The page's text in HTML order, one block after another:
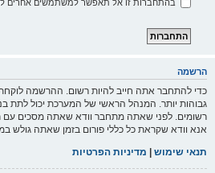
בהתחברות זו אל תאפשר למשתמשים אחרים
הרשמה
כדי להתחבר אתה חייב להיות רשום. ההרשמה
גבוהות יותר. המנהל הראשי של המערכת יכול לתת
רשומים. לפני שאתה מתחבר וודא שאתה מסכים עם
אנא וודא שקראת כל כללי פורום בזמן שאתה גולש
תנאי שימוש | מדיניות הפרטיות